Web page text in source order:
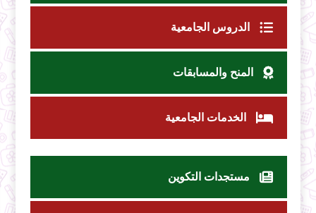
الدروس الجامعية
المنح والمسابقات
الخدمات الجامعية
مستجدات التكوين